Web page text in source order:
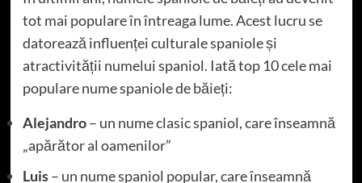
tot mai populare în întreaga lume. Acest lucru se
datorează influenței culturale spaniole și
atractivității numelui spaniol. Iată top 10 cele mai
populare nume spaniole de băieți:
Alejandro– un nume clasic spaniol, care înseamnă
„apărător al oamenilor”
Luis– un nume spaniol popular, care înseamnă